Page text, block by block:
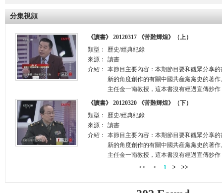
分集視頻
《讀書》 20120317 《苦難輝煌》（上）
類型：
歷史/經典紀錄
來源：
讀書
介紹：
本節目主要內容：本期節目要和觀眾分享
新的角度創作的有關中國共産黨黨史的著
主任金一南教授，這本書沒有經過宣傳炒作
《讀書》 20120320 《苦難輝煌》（下）
類型：
歷史/經典紀錄
來源：
讀書
介紹：
本節目主要內容：本期節目要和觀眾分享
新的角度創作的有關中國共産黨黨史的著
主任金一南教授，這本書沒有經過宣傳炒作
<<
< 1 > >>